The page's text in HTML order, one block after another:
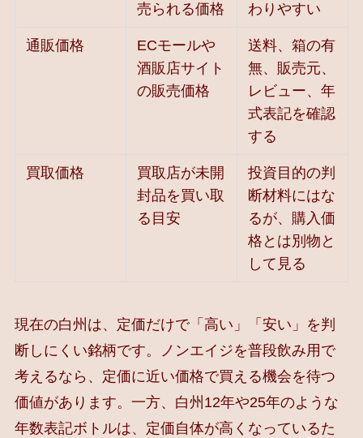
売られる価格
わりやすい
通販価格
ECモールや
酒販店サイト
の販売価格
送料、箱の有
無、販売元、
レビュー、年
式表記を確認
する
買取価格
買取店が未開
封品を買い取
る目安
投資目的の判
断材料にはな
るが、購入価
格とは別物と
して見る
現在の白州は、定価だけで「高い」「安い」を判
断しにくい銘柄です。ノンエイジを普段飲み用で
考えるなら、定価に近い価格で買える機会を待つ
価値があります。一方、白州12年や25年のような
年数表記ボトルは、定価自体が高くなっているた